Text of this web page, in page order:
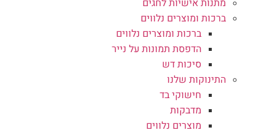
ברכות ומוצרים נלווים
ברכות ומוצרים נלווים
הדפסת תמונות על נייר
סיכות דש
התינוקות שלנו
חישוקי בד
מדבקות
מוצרים נלווים